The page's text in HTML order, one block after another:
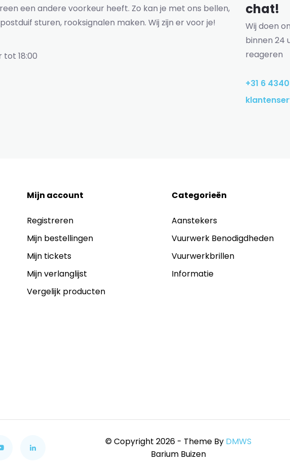
een andere voorkeur heeft. Zo kan je met ons bellen,
sturen, rooksignalen maken. Wij zijn er voor je!
tot 18:00
chat!
Wij doen
binnen 24
reageren
+31 6
Mijn account
Registreren
Mijn bestellingen
Mijn tickets
Mijn verlanglijst
Vergelijk producten
Categorieën
Aanstekers
Vuurwerk Benodigdheden
Vuurwerkbrillen
Informatie
© Copyright 2026 - Theme By DMWS
Barium Buizen